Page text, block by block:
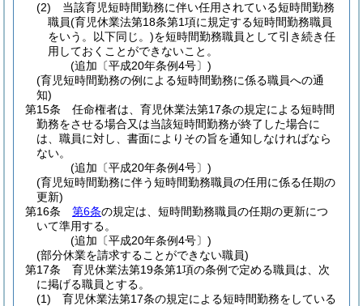
(2)
当該育児短時間勤務に伴い任用されている短時間勤務
職員(育児休業法第18条第1項に規定する短時間勤務職員
をいう。以下同じ。)を短時間勤務職員として引き続き任
用しておくことができないこと。
(追加〔平成20年条例4号〕)
(育児短時間勤務の例による短時間勤務に係る職員への通
知)
第15条
任命権者は、育児休業法第17条の規定による短時間
勤務をさせる場合又は当該短時間勤務が終了した場合に
は、職員に対し、書面によりその旨を通知しなければなら
ない。
(追加〔平成20年条例4号〕)
(育児短時間勤務に伴う短時間勤務職員の任用に係る任期の
更新)
第16条
第6条の規定は、短時間勤務職員の任期の更新につ
いて準用する。
(追加〔平成20年条例4号〕)
(部分休業を請求することができない職員)
第17条
育児休業法第19条第1項の条例で定める職員は、次
に掲げる職員とする。
(1)
育児休業法第17条の規定による短時間勤務をしている